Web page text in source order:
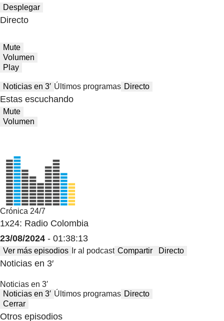
Desplegar
Directo
Mute
Volumen
Play
Noticias en 3′ Últimos programas Directo
Estas escuchando
Mute
Volumen
Crónica 24/7
1x24: Radio Colombia
23/08/2024 - 01:38:13
Ver más episodios Ir al podcast Compartir Directo
Noticias en 3′
Noticias en 3′
Noticias en 3′ Últimos programas Directo
Cerrar
Otros episodios